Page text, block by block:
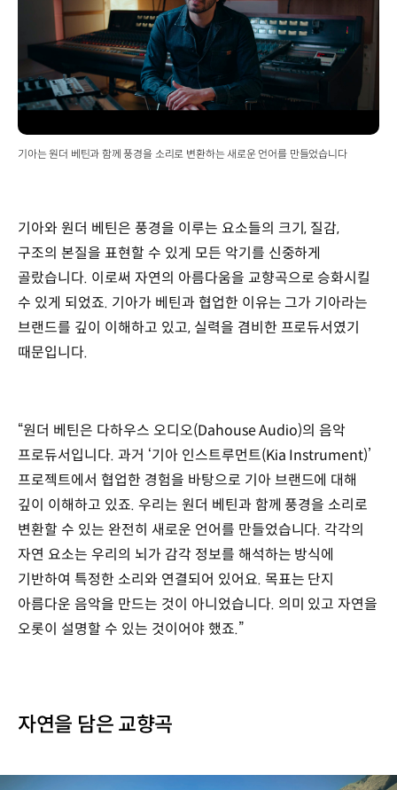
기아는 원더 베틴과 함께 풍경을 소리로 변환하는 새로운 언어를 만들었습니다
기아와 원더 베틴은 풍경을 이루는 요소들의 크기, 질감,
구조의 본질을 표현할 수 있게 모든 악기를 신중하게
골랐습니다. 이로써 자연의 아름다움을 교향곡으로 승화시킬
수 있게 되었죠. 기아가 베틴과 협업한 이유는 그가 기아라는
브랜드를 깊이 이해하고 있고, 실력을 겸비한 프로듀서였기
때문입니다.
“원더 베틴은 다하우스 오디오(Dahouse Audio)의 음악
프로듀서입니다. 과거 ‘기아 인스트루먼트(Kia Instrument)’
프로젝트에서 협업한 경험을 바탕으로 기아 브랜드에 대해
깊이 이해하고 있죠. 우리는 원더 베틴과 함께 풍경을 소리로
변환할 수 있는 완전히 새로운 언어를 만들었습니다. 각각의
자연 요소는 우리의 뇌가 감각 정보를 해석하는 방식에
기반하여 특정한 소리와 연결되어 있어요. 목표는 단지
아름다운 음악을 만드는 것이 아니었습니다. 의미 있고 자연을
오롯이 설명할 수 있는 것이어야 했죠.”
자연을 담은 교향곡